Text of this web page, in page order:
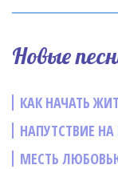
Новые
КАК НАЧАТЬ
НАПУТСТВИЕ
МЕСТЬ